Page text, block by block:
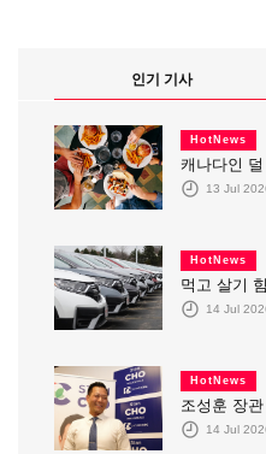
인기 기사
HotNews
캐나다인
13 Jul
HotNews
먹고 살기
14 Jul
HotNews
조성훈 장
14 Jul